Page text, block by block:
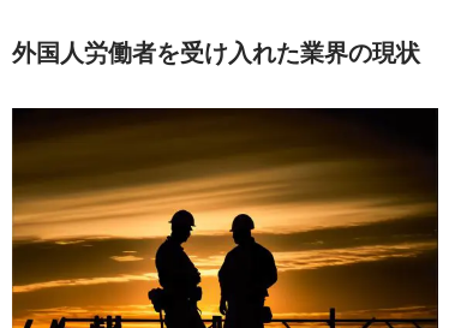
外国人労働者を受け入れた業界の現状